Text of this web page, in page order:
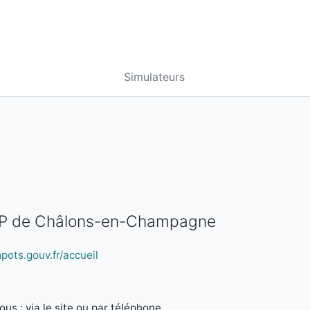
Simulateurs
de Châlons-en-Champagne
accueil